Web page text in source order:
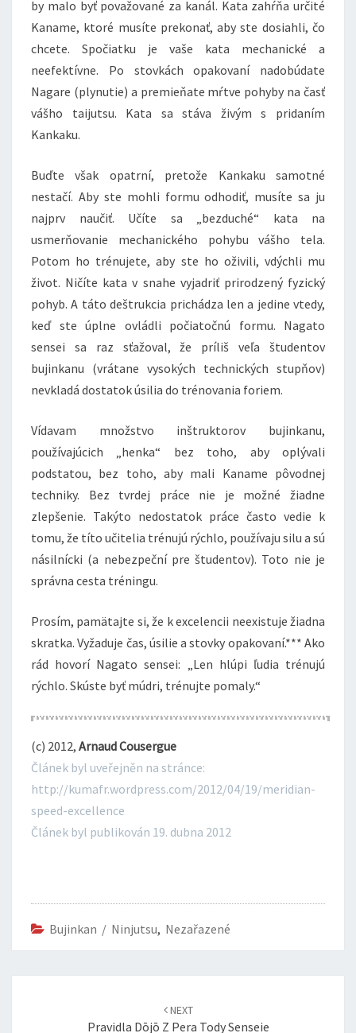
by malo byť považované za kanál. Kata zahŕňa určité
Kaname, ktoré musíte prekonať, aby ste dosiahli, čo
chcete. Spočiatku je vaše kata mechanické a
neefektívne. Po stovkách opakovaní nadobúdate
Nagare (plynutie) a premieňate mŕtve pohyby na časť
vášho taijutsu. Kata sa stáva živým s pridaním
Kankaku.
Buďte však opatrní, pretože Kankaku samotné
nestačí. Aby ste mohli formu odhodiť, musíte sa ju
najprv naučiť. Učíte sa „bezduché“ kata na
usmerňovanie mechanického pohybu vášho tela.
Potom ho trénujete, aby ste ho oživili, vdýchli mu
život. Ničíte kata v snahe vyjadriť prirodzený fyzický
pohyb. A táto deštrukcia prichádza len a jedine vtedy,
keď ste úplne ovládli počiatočnú formu. Nagato
sensei sa raz sťažoval, že príliš veľa študentov
bujinkanu (vrátane vysokých technických stupňov)
nevkladá dostatok úsilia do trénovania foriem.
Vídavam množstvo inštruktorov bujinkanu,
používajúcich „henka“ bez toho, aby oplývali
podstatou, bez toho, aby mali Kaname pôvodnej
techniky. Bez tvrdej práce nie je možné žiadne
zlepšenie. Takýto nedostatok práce často vedie k
tomu, že títo učitelia trénujú rýchlo, používaju silu a sú
násilnícki (a nebezpeční pre študentov). Toto nie je
správna cesta tréningu.
Prosím, pamätajte si, že k excelencii neexistuje žiadna
skratka. Vyžaduje čas, úsilie a stovky opakovaní.*** Ako
rád hovorí Nagato sensei: „Len hlúpi ľudia trénujú
rýchlo. Skúste byť múdri, trénujte pomaly.“
(c) 2012, Arnaud Cousergue
Článek byl uveřejněn na stránce:
http://kumafr.wordpress.com/2012/04/19/meridian-
speed-excellence
Článek byl publikován 19. dubna 2012
Bujinkan / Ninjutsu, Nezařazené
NEXT
Pravidla Dōjō Z Pera Tody Senseie